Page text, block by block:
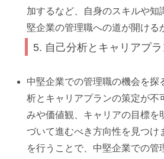
加するなど、自身のスキルや知
堅企業の管理職への道が開ける
5. 自己分析とキャリアプ
中堅企業での管理職の機会を探
析とキャリアプランの策定が不
みや価値観、キャリアの目標を
づいて進むべき方向性を見つけ
を行うことで、中堅企業での管